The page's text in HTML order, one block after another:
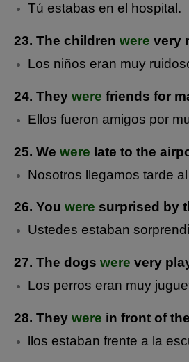
Tú estabas en el hospital.
23. The children were very
Los niños eran muy
24. They were friends for
Ellos fueron amigos por
25. We were late to the
Nosotros llegamos tarde
26. You were surprised by
Ustedes estaban
27. The dogs were very
Los perros eran muy
28. They were in front of
llos estaban frente a la